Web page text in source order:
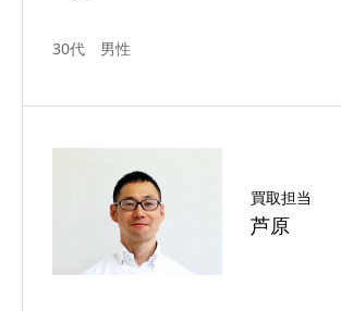
30代 男性
買取担当
芦原